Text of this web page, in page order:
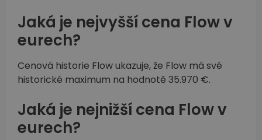
Jaká je nejvyšší cena Flow v
eurech?
Cenová historie Flow ukazuje, že Flow má své
historické maximum na hodnotě 35.970 €.
Jaká je nejnižší cena Flow v
eurech?